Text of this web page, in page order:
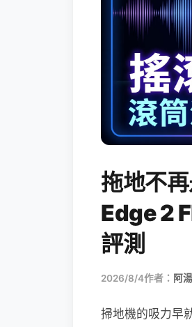
拖地不
Edge 2
評測
2026/8/4作者： 阿湯
掃地機的吸力早